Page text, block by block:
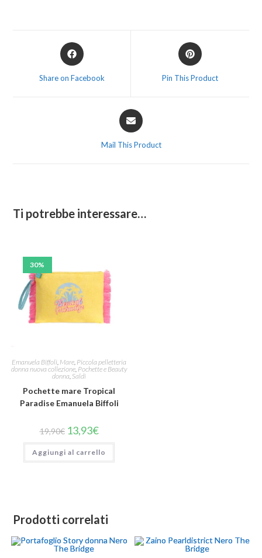
Share on Facebook Pin This Product
Mail This Product
Ti potrebbe interessare…
30%
Emanuela Biffoli, Mare, Piccola pelletteria
donna nuova collezione, Pochette e Beauty
donna, Saldi
Pochette mare Tropical
Paradise Emanuela Biffoli
19,90€ 13,93€
Aggiungi al carrello
Prodotti correlati